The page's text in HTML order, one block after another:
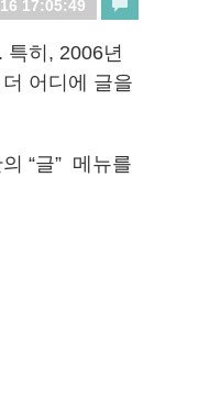
17:05:49
특히, 2006년
어디에 글을
“글” 메뉴를